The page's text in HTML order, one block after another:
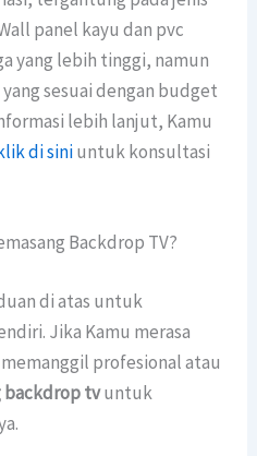
panel kayu dan pvc
yang lebih tinggi, namun
sesuai dengan budget
lebih lanjut, Kamu
di siniuntuk konsultasi
Backdrop TV?
di atas untuk
Jika Kamu merasa
profesional atau
backdrop tvuntuk